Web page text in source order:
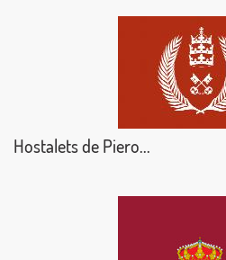
Hostalets de Piero...